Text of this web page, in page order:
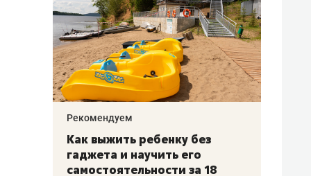
–
Рекомендуем
Как выжить ребенку без
гаджета и научить его
самостоятельности за 18